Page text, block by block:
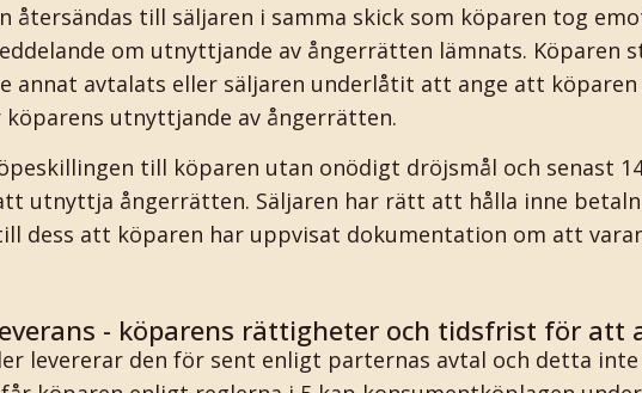
återsändas till säljaren i samma skick som köparen tog
om utnyttjande av ångerrätten lämnats. Köparen
annat avtalats eller säljaren underlåtit att ange att
utnyttjande av ångerrätten.
till köparen utan onödigt dröjsmål och senast
utnyttja ångerrätten. Säljaren har rätt att hålla inne
dess att köparen har uppvisat dokumentation om att
- köparens rättigheter och tidsfrist för att
levererar den för sent enligt parternas avtal och detta